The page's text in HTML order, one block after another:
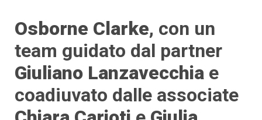
Osborne Clarke, con un
team guidato dal partner
Giuliano Lanzavecchia e
coadiuvato dalle associate